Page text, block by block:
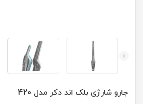
جارو شارژی بلک اند دکر مدل 420